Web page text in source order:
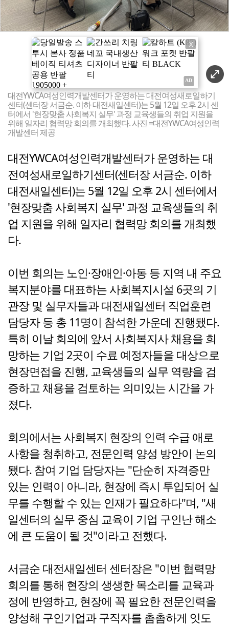
X
대전YWCA여성인력개발센터가 운영하는 대전여성새로일하기
센터(센터장 서금순. 이하 대전새일센터)는 5월 12일 오후 2시 센
터에서 '현장맞춤 사회복지 실무' 과정 교육생들의 취업 지원을
위해 일자리 협력망 회의를 개최했다. 사진 =대전YWCA여성인력
개발센터 제공
대전YWCA여성인력개발센터가 운영하는 대
전여성새로일하기센터(센터장 서금순. 이하
대전새일센터)는 5월 12일 오후 2시 센터에서
'현장맞춤 사회복지 실무' 과정 교육생들의 취
업 지원을 위해 일자리 협력망 회의를 개최했
다.
이번 회의는 노인·장애인·아동 등 지역 내 주요
복지분야를 대표하는 사회복지시설 6곳의 기
관장 및 실무자들과 대전새일센터 직업훈련
담당자 등 총 11명이 참석한 가운데 진행됐다.
특히 이날 회의에 앞서 사회복지사 채용을 희
망하는 기업 2곳이 수료 예정자들을 대상으로
현장면접을 진행, 교육생들의 실무 역량을 검
증하고 채용을 검토하는 의미있는 시간을 가
졌다.
회의에서는 사회복지 현장의 인력 수급 애로
사항을 청취하고, 전문인력 양성 방안이 논의
됐다. 참여 기업 담당자는 "단순히 자격증만
있는 인력이 아니라, 현장에 즉시 투입되어 실
무를 수행할 수 있는 인재가 필요하다"며, "새
일센터의 실무 중심 교육이 기업 구인난 해소
에 큰 도움이 될 것"이라고 전했다.
서금순 대전새일센터 센터장은 "이번 협력망
회의를 통해 현장의 생생한 목소리를 교육과
정에 반영하고, 현장에 꼭 필요한 전문인력을
양성해 구인기업과 구직자를 촘촘하게 잇도